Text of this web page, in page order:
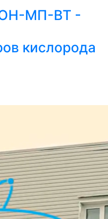
МП-ВТ -
кислорода